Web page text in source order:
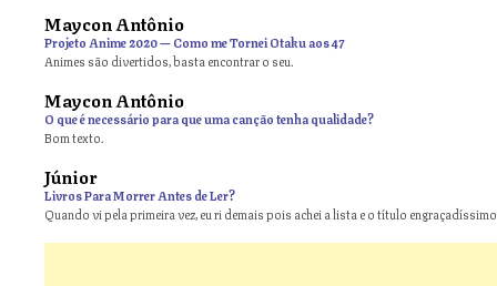
Maycon Antônio
Projeto Anime 2020 — Como me Tornei Otaku aos 47
Animes são divertidos, basta encontrar o seu.
Maycon Antônio
O que é necessário para que uma canção tenha qualidade?
Bom texto.
Júnior
Livros Para Morrer Antes de Ler?
Quando vi pela primeira vez, eu ri demais pois achei a lista e o título